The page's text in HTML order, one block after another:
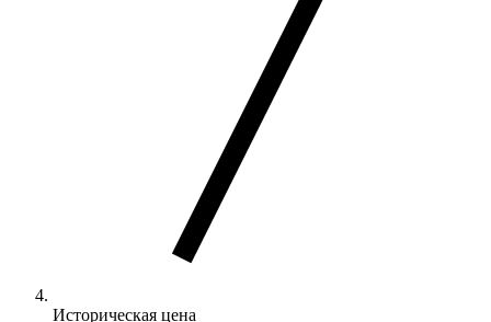
Историческая цена